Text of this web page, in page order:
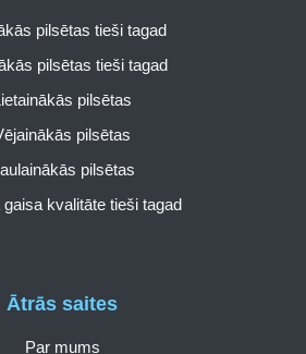
Ātrās saites
Par mums
pilsētas tieši tagad
pilsētas tieši tagad
pilsētas
pilsētas
pilsētas
gaisa kvalitāte tieši tagad